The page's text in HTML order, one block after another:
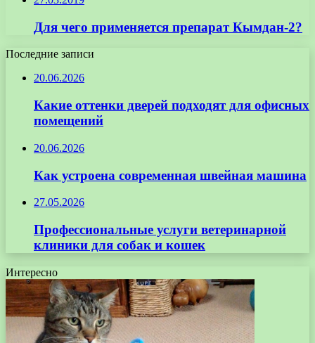
Для чего применяется препарат Кымдан-2?
Последние записи
20.06.2026
Какие оттенки дверей подходят для офисных
помещений
20.06.2026
Как устроена современная швейная машина
27.05.2026
Профессиональные услуги ветеринарной
клиники для собак и кошек
Интересно